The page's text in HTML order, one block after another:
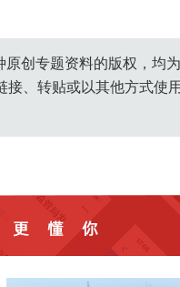
原创专题资料的版权，均
、转贴或以其他方式使